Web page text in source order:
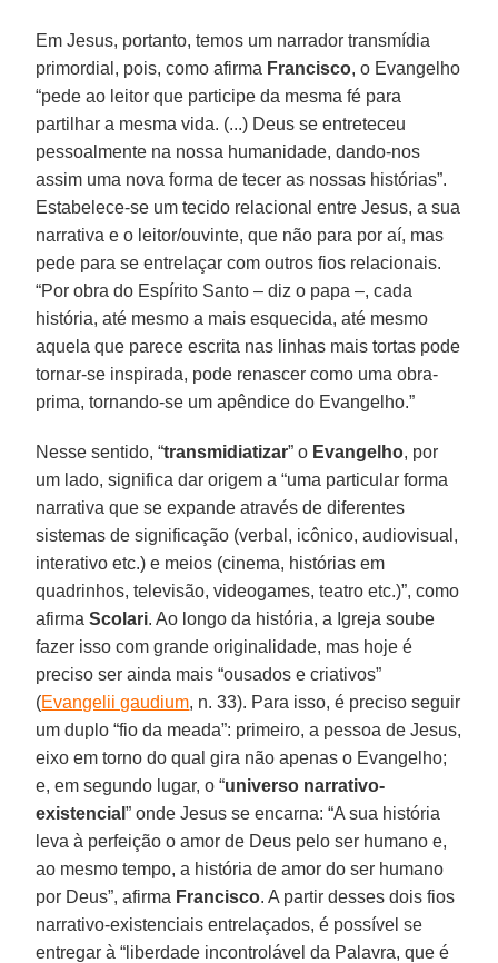
Em Jesus, portanto, temos um narrador transmídia
primordial, pois, como afirma Francisco, o Evangelho
“pede ao leitor que participe da mesma fé para
partilhar a mesma vida. (...) Deus se entreteceu
pessoalmente na nossa humanidade, dando-nos
assim uma nova forma de tecer as nossas histórias”.
Estabelece-se um tecido relacional entre Jesus, a sua
narrativa e o leitor/ouvinte, que não para por aí, mas
pede para se entrelaçar com outros fios relacionais.
“Por obra do Espírito Santo – diz o papa –, cada
história, até mesmo a mais esquecida, até mesmo
aquela que parece escrita nas linhas mais tortas pode
tornar-se inspirada, pode renascer como uma obra-
prima, tornando-se um apêndice do Evangelho.”
Nesse sentido, “transmidiatizar” o Evangelho, por
um lado, significa dar origem a “uma particular forma
narrativa que se expande através de diferentes
sistemas de significação (verbal, icônico, audiovisual,
interativo etc.) e meios (cinema, histórias em
quadrinhos, televisão, videogames, teatro etc.)”, como
afirmaScolari. Ao longo da história, a Igreja soube
fazer isso com grande originalidade, mas hoje é
preciso ser ainda mais “ousados e criativos”
(Evangelii gaudium, n. 33). Para isso, é preciso seguir
um duplo “fio da meada”: primeiro, a pessoa de Jesus,
eixo em torno do qual gira não apenas o Evangelho;
e, em segundo lugar, o “universo narrativo-
existencial” onde Jesus se encarna: “A sua história
leva à perfeição o amor de Deus pelo ser humano e,
ao mesmo tempo, a história de amor do ser humano
por Deus”, afirma Francisco. A partir desses dois fios
narrativo-existenciais entrelaçados, é possível se
entregar à “liberdade incontrolável da Palavra, que é